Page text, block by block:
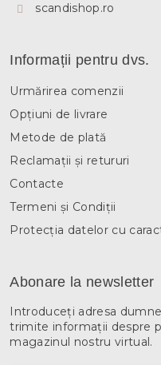
scandishop.ro
Informații pentru dvs.
Urmărirea comenzii
Opțiuni de livrare
Metode de plată
Reclamații și retururi
Contacte
Termeni și Condiții
Protecția datelor cu
Abonare la newsletter
Introduceţi adresa
trimite informaţii despre
magazinul nostru virtual.